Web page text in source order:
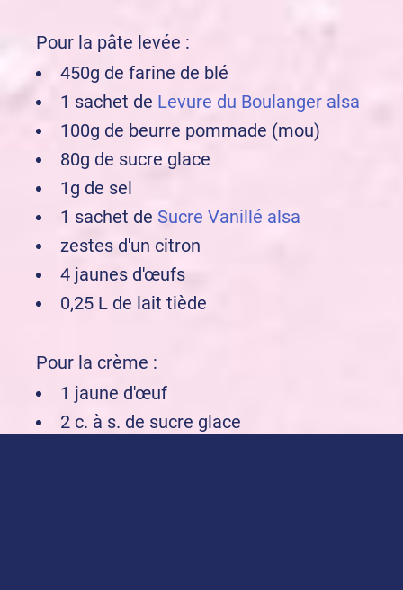
Pour la pâte levée :
450g de farine de blé
1 sachet de Levure du Boulanger alsa
100g de beurre pommade (mou)
80g de sucre glace
1g de sel
1 sachet de Sucre Vanillé alsa
zestes d'un citron
4 jaunes d'œufs
0,25 L de lait tiède
Pour la crème :
1 jaune d'œuf
2 c. à s. de sucre glace